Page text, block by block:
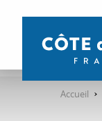
contenu
Accueil